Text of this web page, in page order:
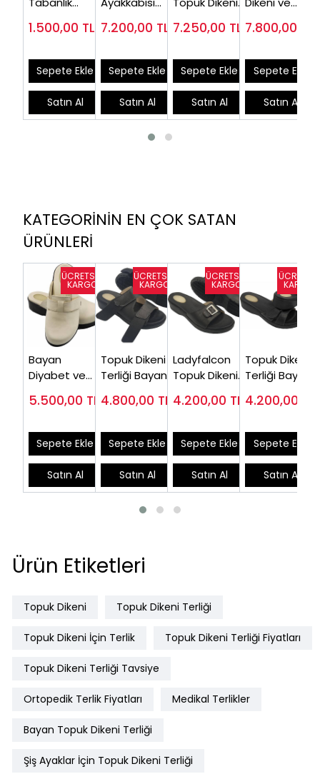
(Silikon Epin
1.500,00 TL
Sepete Ekle
Satın Al
EPTA01S (En
7.200,00 TL
Sepete Ekle
Satın Al
Kadın EPT-
7.250,00 TL
Sepete Ekle
Satın Al
Valgus
EPTHLX01
7.800,00
Sepete Ekle
Satın Al
KATEGORİNİN EN ÇOK SATAN
ÜRÜNLERİ
Bayan
Diyabet ve
Terliği Bej
5.500,00 TL
Sepete Ekle
Satın Al
Topuk Dikeni
Terliği Bayan
( En Çok
4.800,00 TL
Sepete Ekle
Satın Al
Ladyfalcon
Topuk Dikeni
EPT04S (En
4.200,00 TL
Sepete Ekle
Satın Al
Topuk Dikeni
Terliği Bayan
(En Çok
Model)
4.200,00
Sepete Ekle
Satın Al
Ürün Etiketleri
Topuk Dikeni Topuk Dikeni Terliği
Topuk Dikeni İçin Terlik Topuk Dikeni Terliği Fiyatları
Topuk Dikeni Terliği Tavsiye
Ortopedik Terlik Fiyatları Medikal Terlikler
Bayan Topuk Dikeni Terliği
Şiş Ayaklar İçin Topuk Dikeni Terliği